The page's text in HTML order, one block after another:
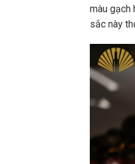
màu gạch
sắc này